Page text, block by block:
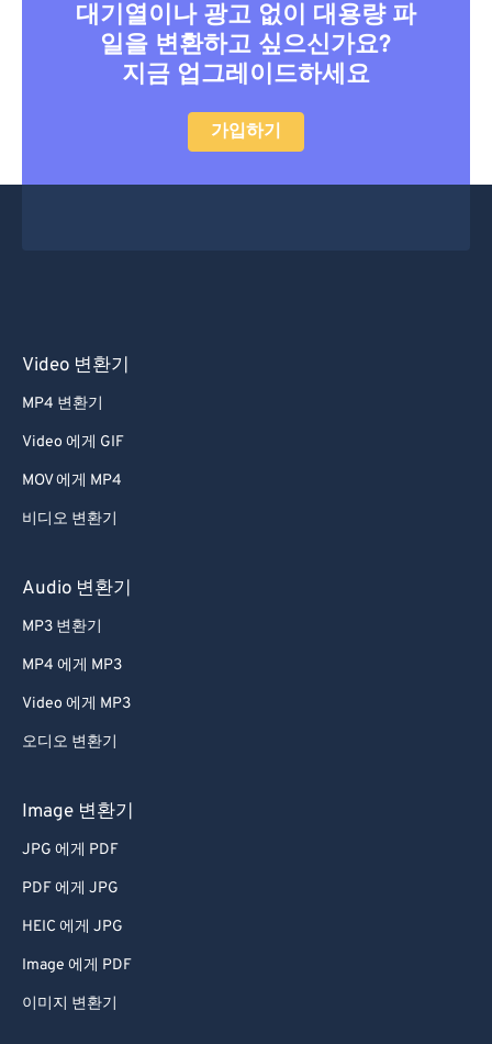
대기열이나 광고 없이 대용량 파
일을 변환하고 싶으신가요?
지금 업그레이드하세요
가입하기
Video 변환기
MP4 변환기
Video 에게 GIF
MOV 에게 MP4
비디오 변환기
Audio 변환기
MP3 변환기
MP4 에게 MP3
Video 에게 MP3
오디오 변환기
Image 변환기
JPG 에게 PDF
PDF 에게 JPG
HEIC 에게 JPG
Image 에게 PDF
이미지 변환기